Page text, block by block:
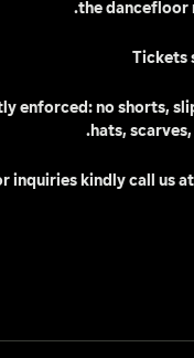
the dancefloor
hats,
inquiries kindly call us at